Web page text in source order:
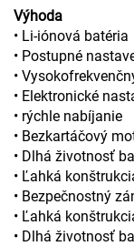
Výhoda
• Li-iónová batéria
• Postupné
•
• Elektronické
• rýchle nabíjanie
• Bezkartáčový
• Dlhá životnosť
• Ľahká
• Bezpečnostný
• Ľahká
• Dlhá životnosť